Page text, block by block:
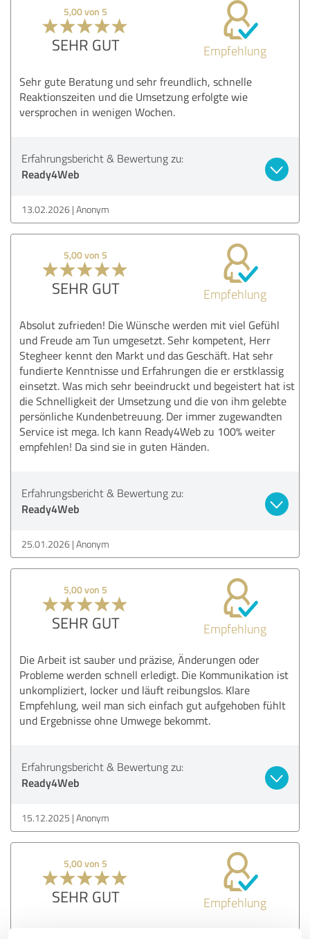
5,00 von 5
SEHR GUT Empfehlung
Sehr gute Beratung und sehr freundlich, schnelle
Reaktionszeiten und die Umsetzung erfolgte wie
versprochen in wenigen Wochen.
Erfahrungsbericht & Bewertung zu:
Ready4Web
13.02.2026 Anonym
5,00 von 5
SEHR GUT Empfehlung
Absolut zufrieden! Die Wünsche werden mit viel Gefühl
und Freude am Tun umgesetzt. Sehr kompetent, Herr
Stegheer kennt den Markt und das Geschäft. Hat sehr
fundierte Kenntnisse und Erfahrungen die er erstklassig
einsetzt. Was mich sehr beeindruckt und begeistert hat ist
die Schnelligkeit der Umsetzung und die von ihm gelebte
persönliche Kundenbetreuung. Der immer zugewandten
Service ist mega. Ich kann Ready4Web zu 100% weiter
empfehlen! Da sind sie in guten Händen.
Erfahrungsbericht & Bewertung zu:
Ready4Web
25.01.2026 Anonym
5,00 von 5
SEHR GUT Empfehlung
Die Arbeit ist sauber und präzise, Änderungen oder
Probleme werden schnell erledigt. Die Kommunikation ist
unkompliziert, locker und läuft reibungslos. Klare
Empfehlung, weil man sich einfach gut aufgehoben fühlt
und Ergebnisse ohne Umwege bekommt.
Erfahrungsbericht & Bewertung zu:
Ready4Web
15.12.2025 Anonym
5,00 von 5
SEHR GUT Empfehlung